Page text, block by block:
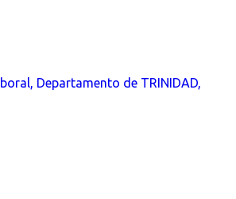
Departamento de TRINIDAD,